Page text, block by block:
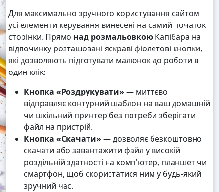
Для максимально зручного користування сайтом
усі елементи керування винесені на самий початок
сторінки. Прямо над розмальовкою Капібара на
відпочинку розташовані яскраві фіолетові кнопки,
які дозволяють підготувати малюнок до роботи в
один клік:
Кнопка «Роздрукувати» — миттєво
відправляє контурний шаблон на ваш домашній
чи шкільний принтер без потреби зберігати
файл на пристрій.
Кнопка «Скачати» — дозволяє безкоштовно
скачати або завантажити файл у високій
роздільній здатності на комп'ютер, планшет чи
смартфон, щоб скористатися ним у будь-який
зручний час.